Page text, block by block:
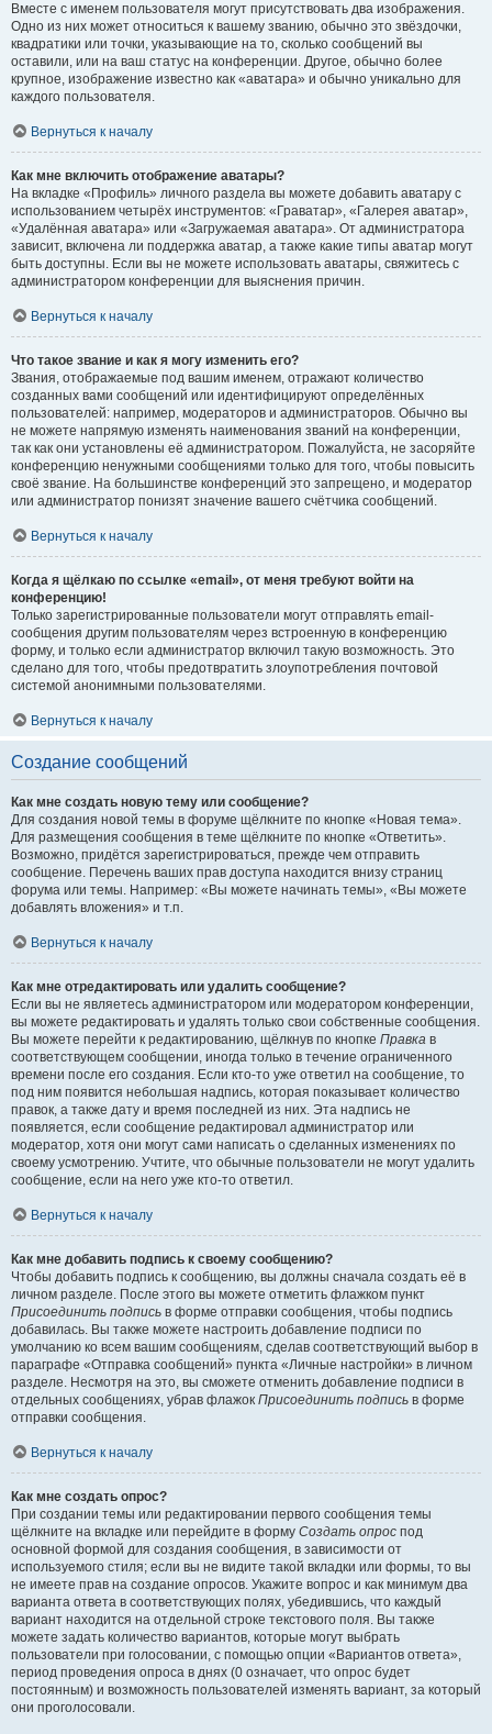
Вместе с именем пользователя могут присутствовать два изображения.
Одно из них может относиться к вашему званию, обычно это звёздочки,
квадратики или точки, указывающие на то, сколько сообщений вы
оставили, или на ваш статус на конференции. Другое, обычно более
крупное, изображение известно как «аватара» и обычно уникально для
каждого пользователя.
Вернуться к началу
Как мне включить отображение аватары?
На вкладке «Профиль» личного раздела вы можете добавить аватару с
использованием четырёх инструментов: «Граватар», «Галерея аватар»,
«Удалённая аватара» или «Загружаемая аватара». От администратора
зависит, включена ли поддержка аватар, а также какие типы аватар могут
быть доступны. Если вы не можете использовать аватары, свяжитесь с
администратором конференции для выяснения причин.
Вернуться к началу
Что такое звание и как я могу изменить его?
Звания, отображаемые под вашим именем, отражают количество
созданных вами сообщений или идентифицируют определённых
пользователей: например, модераторов и администраторов. Обычно вы
не можете напрямую изменять наименования званий на конференции,
так как они установлены её администратором. Пожалуйста, не засоряйте
конференцию ненужными сообщениями только для того, чтобы повысить
своё звание. На большинстве конференций это запрещено, и модератор
или администратор понизят значение вашего счётчика сообщений.
Вернуться к началу
Когда я щёлкаю по ссылке «email», от меня требуют войти на
конференцию!
Только зарегистрированные пользователи могут отправлять email-
сообщения другим пользователям через встроенную в конференцию
форму, и только если администратор включил такую возможность. Это
сделано для того, чтобы предотвратить злоупотребления почтовой
системой анонимными пользователями.
Вернуться к началу
Создание сообщений
Как мне создать новую тему или сообщение?
Для создания новой темы в форуме щёлкните по кнопке «Новая тема».
Для размещения сообщения в теме щёлкните по кнопке «Ответить».
Возможно, придётся зарегистрироваться, прежде чем отправить
сообщение. Перечень ваших прав доступа находится внизу страниц
форума или темы. Например: «Вы можете начинать темы», «Вы можете
добавлять вложения» и т.п.
Вернуться к началу
Как мне отредактировать или удалить сообщение?
Если вы не являетесь администратором или модератором конференции,
вы можете редактировать и удалять только свои собственные сообщения.
Вы можете перейти к редактированию, щёлкнув по кнопке Правка в
соответствующем сообщении, иногда только в течение ограниченного
времени после его создания. Если кто-то уже ответил на сообщение, то
под ним появится небольшая надпись, которая показывает количество
правок, а также дату и время последней из них. Эта надпись не
появляется, если сообщение редактировал администратор или
модератор, хотя они могут сами написать о сделанных изменениях по
своему усмотрению. Учтите, что обычные пользователи не могут удалить
сообщение, если на него уже кто-то ответил.
Вернуться к началу
Как мне добавить подпись к своему сообщению?
Чтобы добавить подпись к сообщению, вы должны сначала создать её в
личном разделе. После этого вы можете отметить флажком пункт
Присоединить подпись в форме отправки сообщения, чтобы подпись
добавилась. Вы также можете настроить добавление подписи по
умолчанию ко всем вашим сообщениям, сделав соответствующий выбор в
параграфе «Отправка сообщений» пункта «Личные настройки» в личном
разделе. Несмотря на это, вы сможете отменить добавление подписи в
отдельных сообщениях, убрав флажок Присоединить подпись в форме
отправки сообщения.
Вернуться к началу
Как мне создать опрос?
При создании темы или редактировании первого сообщения темы
щёлкните на вкладке или перейдите в форму Создать опрос под
основной формой для создания сообщения, в зависимости от
используемого стиля; если вы не видите такой вкладки или формы, то вы
не имеете прав на создание опросов. Укажите вопрос и как минимум два
варианта ответа в соответствующих полях, убедившись, что каждый
вариант находится на отдельной строке текстового поля. Вы также
можете задать количество вариантов, которые могут выбрать
пользователи при голосовании, с помощью опции «Вариантов ответа»,
период проведения опроса в днях (0 означает, что опрос будет
постоянным) и возможность пользователей изменять вариант, за который
они проголосовали.